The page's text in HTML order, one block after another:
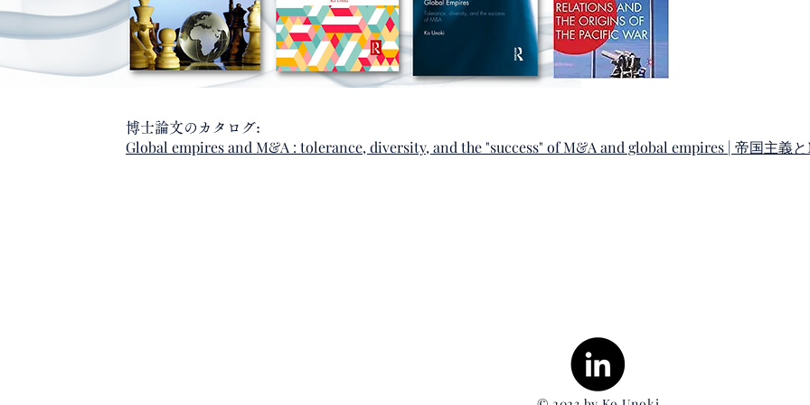
博士論文のカタログ:
Global empires and M&A : tolerance, diversity, and the "success" of M&A and global empires | 帝国主義